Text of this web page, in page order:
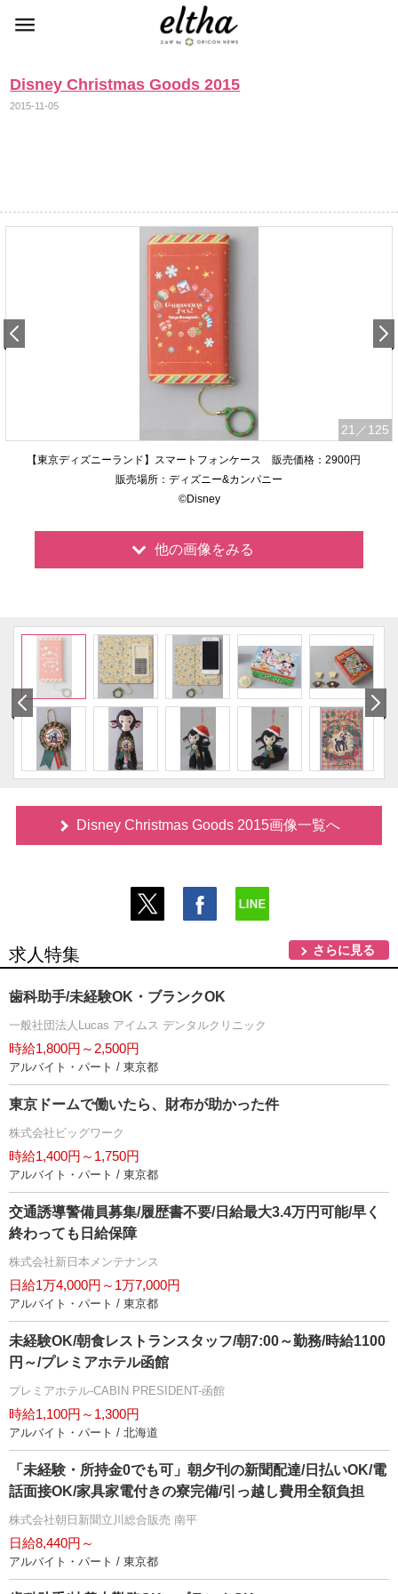
Disney Christmas Goods 2015
2015-11-05
21 ／125
【東京ディズニーランド】スマートフォンケース 販売価格：2900円
販売場所：ディズニー&カンパニー
©Disney
他の画像をみる
Disney Christmas Goods 2015画像一覧へ
求人特集 さらに見る
歯科助手/未経験OK・ブランクOK
一般社団法人Lucas アイムス デンタルクリニック
時給1,800円～2,500円
アルバイト・パート / 東京都
東京ドームで働いたら、財布が助かった件
株式会社ビッグワーク
時給1,400円～1,750円
アルバイト・パート / 東京都
交通誘導警備員募集/履歴書不要/日給最大3.4万円可能/早く
終わっても日給保障
株式会社新日本メンテナンス
日給1万4,000円～1万7,000円
アルバイト・パート / 東京都
未経験OK/朝食レストランスタッフ/朝7:00～勤務/時給1100
円～/プレミアホテル函館
プレミアホテル-CABIN PRESIDENT-函館
時給1,100円～1,300円
アルバイト・パート / 北海道
「未経験・所持金0でも可」朝夕刊の新聞配達/日払いOK/電
話面接OK/家具家電付きの寮完備/引っ越し費用全額負担
株式会社朝日新聞立川総合販売 南平
日給8,440円～
アルバイト・パート / 東京都